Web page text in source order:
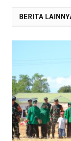
BERITA